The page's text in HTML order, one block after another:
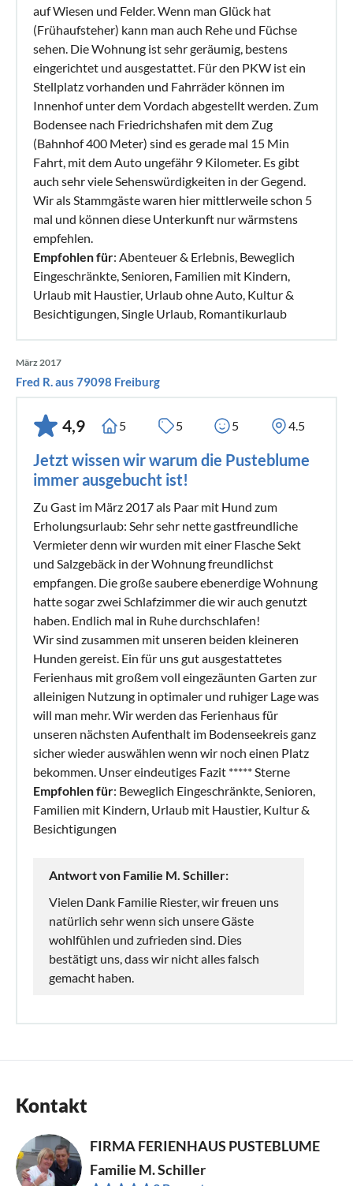
auf Wiesen und Felder. Wenn man Glück hat
(Frühaufsteher) kann man auch Rehe und Füchse
sehen. Die Wohnung ist sehr geräumig, bestens
eingerichtet und ausgestattet. Für den PKW ist ein
Stellplatz vorhanden und Fahrräder können im
Innenhof unter dem Vordach abgestellt werden. Zum
Bodensee nach Friedrichshafen mit dem Zug
(Bahnhof 400 Meter) sind es gerade mal 15 Min
Fahrt, mit dem Auto ungefähr 9 Kilometer. Es gibt
auch sehr viele Sehenswürdigkeiten in der Gegend.
Wir als Stammgäste waren hier mittlerweile schon 5
mal und können diese Unterkunft nur wärmstens
empfehlen.
Empfohlen für: Abenteuer & Erlebnis, Beweglich
Eingeschränkte, Senioren, Familien mit Kindern,
Urlaub mit Haustier, Urlaub ohne Auto, Kultur &
Besichtigungen, Single Urlaub, Romantikurlaub
März 2017
Fred R. aus 79098 Freiburg
4,9 5 5 5 4.5
Jetzt wissen wir warum die Pusteblume
immer ausgebucht ist!
Zu Gast im März 2017 als Paar mit Hund zum
Erholungsurlaub: Sehr sehr nette gastfreundliche
Vermieter denn wir wurden mit einer Flasche Sekt
und Salzgebäck in der Wohnung freundlichst
empfangen. Die große saubere ebenerdige Wohnung
hatte sogar zwei Schlafzimmer die wir auch genutzt
haben. Endlich mal in Ruhe durchschlafen!
Wir sind zusammen mit unseren beiden kleineren
Hunden gereist. Ein für uns gut ausgestattetes
Ferienhaus mit großem voll eingezäunten Garten zur
alleinigen Nutzung in optimaler und ruhiger Lage was
will man mehr. Wir werden das Ferienhaus für
unseren nächsten Aufenthalt im Bodenseekreis ganz
sicher wieder auswählen wenn wir noch einen Platz
bekommen. Unser eindeutiges Fazit ***** Sterne
Empfohlen für: Beweglich Eingeschränkte, Senioren,
Familien mit Kindern, Urlaub mit Haustier, Kultur &
Besichtigungen
Antwort von Familie M. Schiller:
Vielen Dank Familie Riester, wir freuen uns
natürlich sehr wenn sich unsere Gäste
wohlfühlen und zufrieden sind. Dies
bestätigt uns, dass wir nicht alles falsch
gemacht haben.
Kontakt
FIRMA FERIENHAUS PUSTEBLUME
Familie M. Schiller